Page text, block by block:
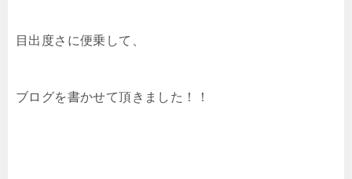
目出度さに便乗して、
ブログを書かせて頂きました！！